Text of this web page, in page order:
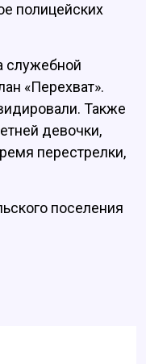
полицейских
служебной
«Перехват».
Также
девочки,
перестрелки,
поселения